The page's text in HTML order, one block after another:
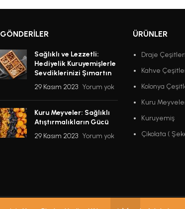
Sağlıklı ve Lezzetli:
Hediyelik Kuruyemişlerle
Sevdiklerinizi Şımartın
29 Kasım 2023 Yorum yok
Kuru Meyveler: Sağlıklı
Atıştırmalıkların Gücü
29 Kasım 2023 Yorum yok
ÜRÜNLER
Draje Çeşitleri
Kahve
Kolonya
Kuru
Kuruyemiş
Çikolata (